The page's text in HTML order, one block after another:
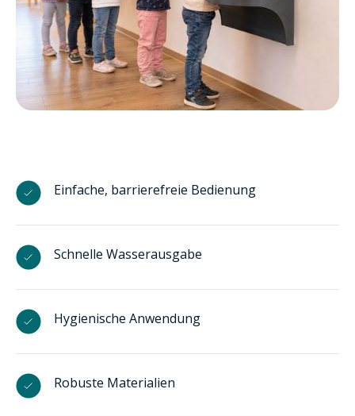
Einfache, barrierefreie Bedienung
Schnelle Wasserausgabe
Hygienische Anwendung
Robuste Materialien